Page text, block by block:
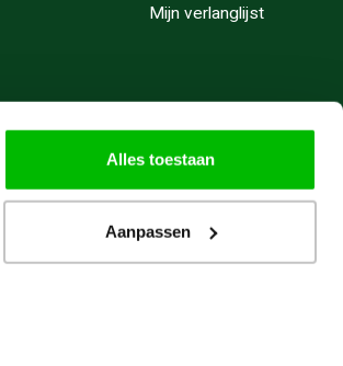
Alles toestaan
Aanpassen
Mijn verlanglijst